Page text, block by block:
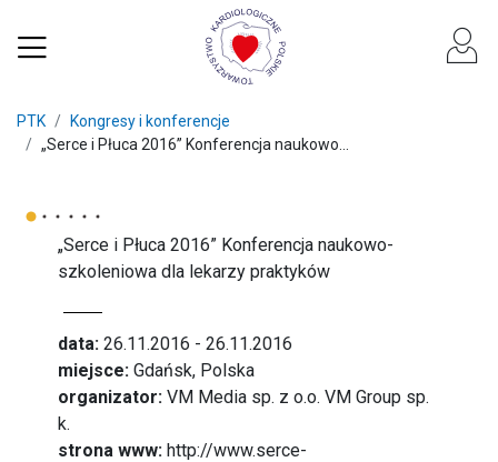
PTK
Kongresy i konferencje
„Serce i Płuca 2016” Konferencja naukowo...
„Serce i Płuca 2016” Konferencja naukowo-
szkoleniowa dla lekarzy praktyków
data: 26.11.2016 - 26.11.2016
miejsce: Gdańsk, Polska
organizator: VM Media sp. z o.o. VM Group sp.
k.
strona www: http://www.serce-